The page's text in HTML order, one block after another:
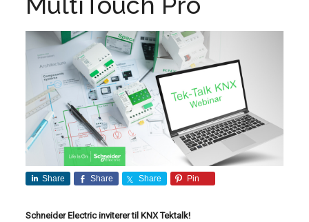
Share Share Share Pin
Schneider Electric inviterer til KNX Tektalk!